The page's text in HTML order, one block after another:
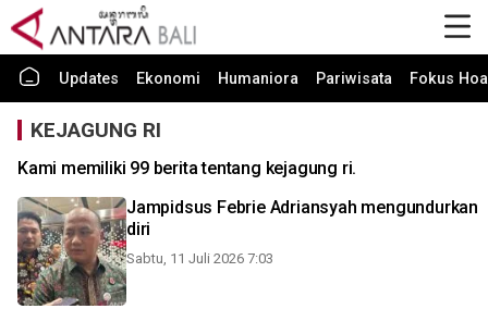
Updates Ekonomi Humaniora Pariwisata Fokus
KEJAGUNG RI
Kami memiliki 99 berita tentang kejagung ri.
Jampidsus Febrie Adriansyah mengundurkan
diri
Sabtu, 11 Juli 2026 7:03